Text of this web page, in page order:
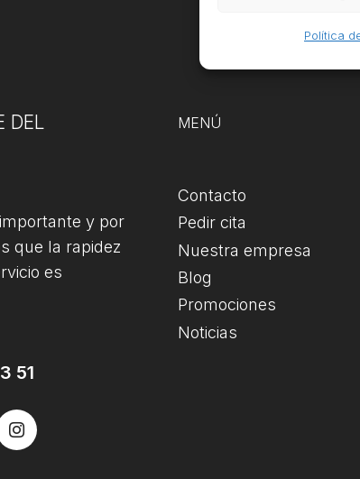
Política
DEL
y por
que la rapidez
es
51
MENÚ
Contacto
Pedir cita
Nuestra empresa
Blog
Promociones
Noticias